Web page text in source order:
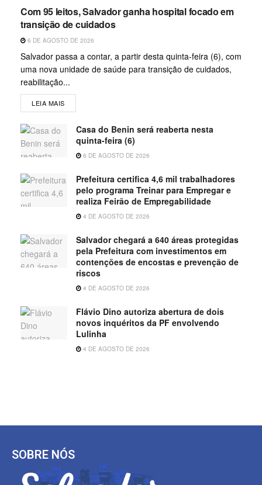
Com 95 leitos, Salvador ganha hospital focado em
transição de cuidados
6 DE AGOSTO DE 2026
Salvador passa a contar, a partir desta quinta-feira (6), com
uma nova unidade de saúde para transição de cuidados,
reabilitação...
LEIA MAIS
Casa do Benin será reaberta nesta
quinta-feira (6)
6 DE AGOSTO DE 2026
Prefeitura certifica 4,6 mil trabalhadores
pelo programa Treinar para Empregar e
realiza Feirão de Empregabilidade
4 DE AGOSTO DE 2026
Salvador chegará a 640 áreas protegidas
pela Prefeitura com investimentos em
contenções de encostas e prevenção de
riscos
4 DE AGOSTO DE 2026
Flávio Dino autoriza abertura de dois
novos inquéritos da PF envolvendo
Lulinha
4 DE AGOSTO DE 2026
SOBRE NÓS